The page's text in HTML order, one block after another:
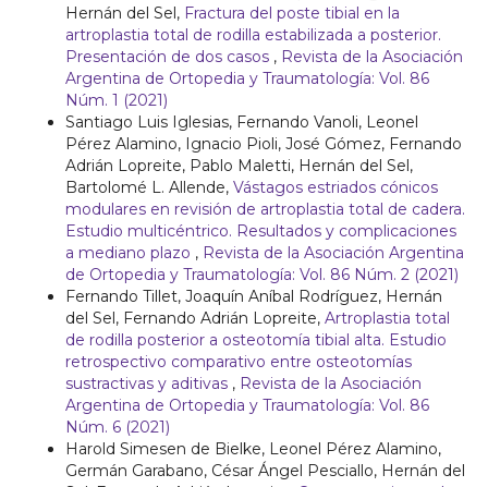
Hernán del Sel, Fractura del poste tibial en la
artroplastia total de rodilla estabilizada a posterior.
Presentación de dos casos , Revista de la Asociación
Argentina de Ortopedia y Traumatología: Vol. 86
Núm. 1 (2021)
Santiago Luis Iglesias, Fernando Vanoli, Leonel
Pérez Alamino, Ignacio Pioli, José Gómez, Fernando
Adrián Lopreite, Pablo Maletti, Hernán del Sel,
Bartolomé L. Allende, Vástagos estriados cónicos
modulares en revisión de artroplastia total de cadera.
Estudio multicéntrico. Resultados y complicaciones
a mediano plazo , Revista de la Asociación Argentina
de Ortopedia y Traumatología: Vol. 86 Núm. 2 (2021)
Fernando Tillet, Joaquín Aníbal Rodríguez, Hernán
del Sel, Fernando Adrián Lopreite, Artroplastia total
de rodilla posterior a osteotomía tibial alta. Estudio
retrospectivo comparativo entre osteotomías
sustractivas y aditivas , Revista de la Asociación
Argentina de Ortopedia y Traumatología: Vol. 86
Núm. 6 (2021)
Harold Simesen de Bielke, Leonel Pérez Alamino,
Germán Garabano, César Ángel Pesciallo, Hernán del